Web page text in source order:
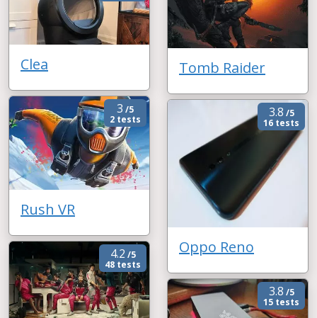
Clea
3 /5
2 tests
Rush VR
4.2 /5
48 tests
Tomb Raider
3.8 /5
16 tests
Oppo Reno
3.8 /5
15 tests